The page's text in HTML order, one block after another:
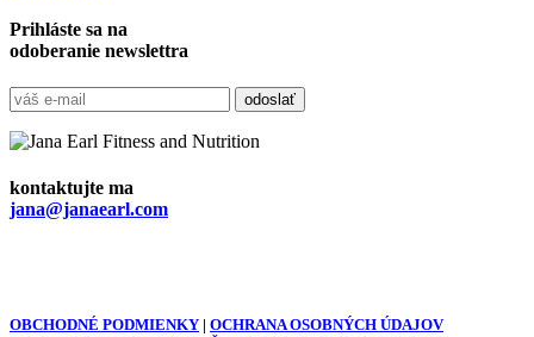
Prihláste sa na
odoberanie newslettra
kontaktujte ma
jana@janaearl.com
OBCHODNÉ PODMIENKY | OCHRANA OSOBNÝCH ÚDAJOV